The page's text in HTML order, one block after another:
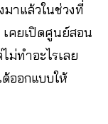
าแล้วในช่วงที่
เคยเปิดศูนย์สอน
ทำอะไรเลย
ออกแบบให้